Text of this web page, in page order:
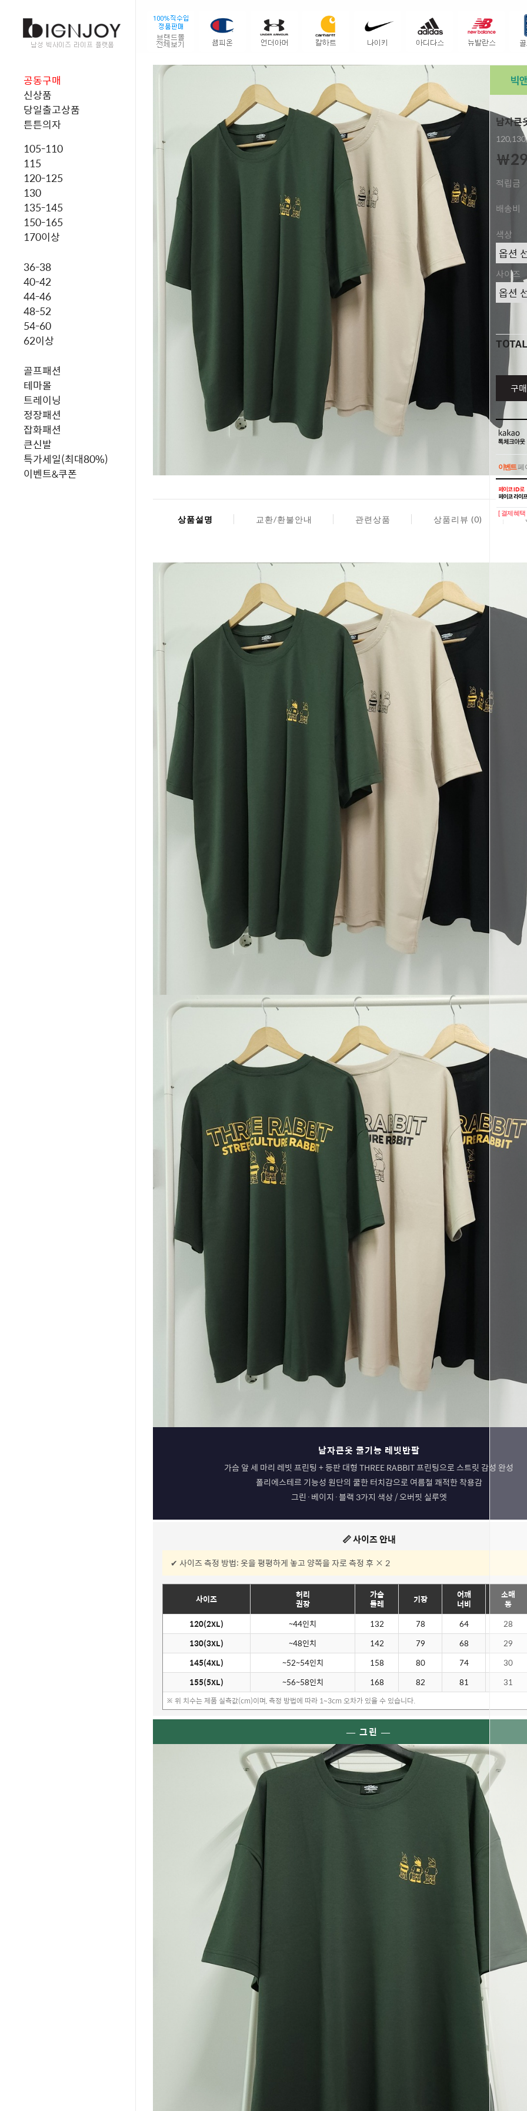
공동구매
신상품
당일출고상품
튼튼의자
105-110
115
120-125
130
135-145
150-165
170이상
36-38
40-42
44-46
48-52
54-60
62이상
골프패션
테마몰
트레이닝
정장패션
잡화패션
큰신발
특가세일(최대80%)
이벤트&쿠폰
남자
￦
적립금
배송비
색상
사이즈
TOTAL
구
이벤트페
이벤트페
[ 결제혜
상품설명 교환/환불안내 관련상품 상품리뷰 (0)
남자큰옷 쿨기능 레빗반팔
가슴 앞 세 마리 레빗 프린팅 + 등판 대형 THREE RABBIT 프린팅으로 스트릿 감성 완성
폴리에스테르 기능성 원단의 쿨한 터치감으로 여름철 쾌적한 착용감
그린·베이지·블랙 3가지 색상 / 오버핏 실루엣
📏 사이즈 안내
✔ 사이즈 측정 방법: 옷을 평평하게 놓고 양쪽을 자로 측정 후 × 2
사이즈 허리
권장
가슴
둘레 기장 어깨
너비
소매
통
120(2XL)
~44인치 132 78 64
28
130(3XL)
~48인치 142 79 68
29
145(4XL)
~52~54인치 158 80 74
30
155(5XL)
~56~58인치 168 82 81 31
※ 위 치수는 제품 실측값(cm)이며, 측정 방법에 따라 1~3cm 오차가 있을 수 있습니다.
— 그린 —